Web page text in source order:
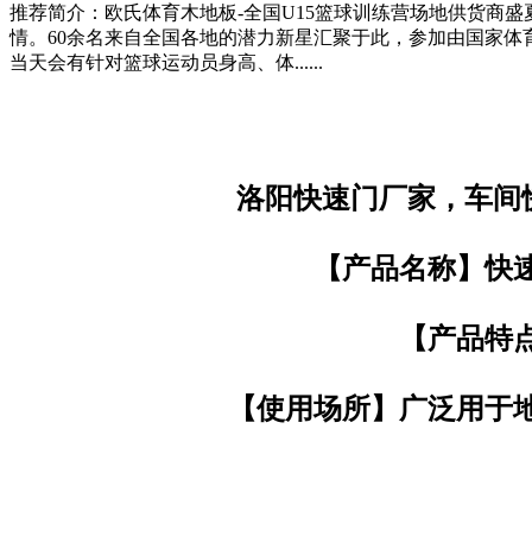
推荐简介：欧氏体育木地板-全国U15篮球训练营场地供货商
情。60余名来自全国各地的潜力新星汇聚于此，参加由国家
当天会有针对篮球运动员身高、体......
洛阳快速门厂家，车
【产品名称】快
【产品
【使用场所】广泛用